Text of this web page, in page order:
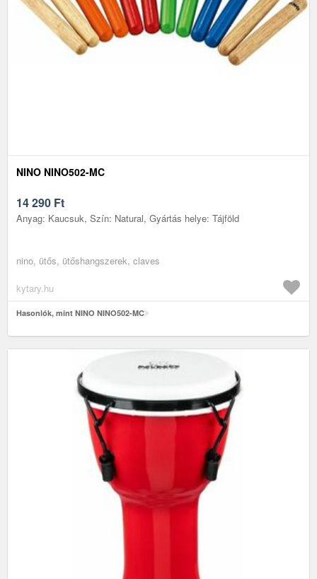
NINO NINO502-MC
14 290 Ft
Anyag: Kaucsuk, Szín: Natural, Gyártás helye: Tájföld
nino, ütős, ütőshangszerek, claves
kytary.hu
Hasonlók, mint NINO NINO502-MC